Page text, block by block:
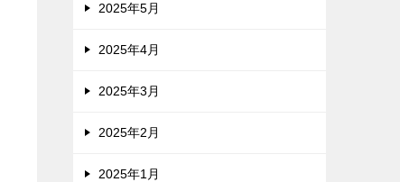
2025年5月
2025年4月
2025年3月
2025年2月
2025年1月